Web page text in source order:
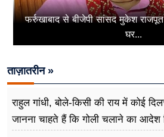
फर्रुखाबाद से बीजेपी सांसद मुकेश
घर...
ताज़ातरीन »
राहुल गांधी, बोले-किसी की राय में कोई
जानना चाहते हैं कि गोली चलाने का आदेश